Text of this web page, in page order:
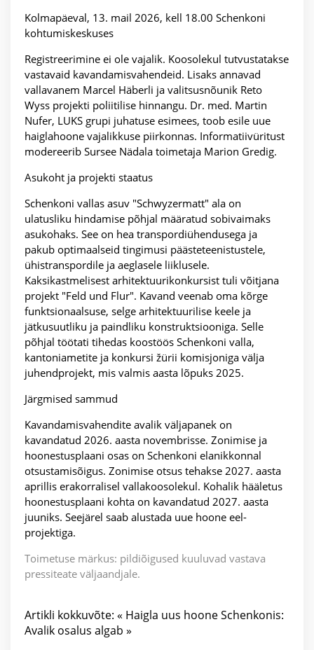
Kolmapäeval, 13. mail 2026, kell 18.00 Schenkoni
kohtumiskeskuses
Registreerimine ei ole vajalik. Koosolekul tutvustatakse
vastavaid kavandamisvahendeid. Lisaks annavad
vallavanem Marcel Häberli ja valitsusnõunik Reto
Wyss projekti poliitilise hinnangu. Dr. med. Martin
Nufer, LUKS grupi juhatuse esimees, toob esile uue
haiglahoone vajalikkuse piirkonnas. Informatiivüritust
modereerib Sursee Nädala toimetaja Marion Gredig.
Asukoht ja projekti staatus
Schenkoni vallas asuv "Schwyzermatt" ala on
ulatusliku hindamise põhjal määratud sobivaimaks
asukohaks. See on hea transpordiühendusega ja
pakub optimaalseid tingimusi päästeteenistustele,
ühistranspordile ja aeglasele liiklusele.
Kaksikastmelisest arhitektuurikonkursist tuli võitjana
projekt "Feld und Flur". Kavand veenab oma kõrge
funktsionaalsuse, selge arhitektuurilise keele ja
jätkusuutliku ja paindliku konstruktsiooniga. Selle
põhjal töötati tihedas koostöös Schenkoni valla,
kantoniametite ja konkursi žürii komisjoniga välja
juhendprojekt, mis valmis aasta lõpuks 2025.
Järgmised sammud
Kavandamisvahendite avalik väljapanek on
kavandatud 2026. aasta novembrisse. Zonimise ja
hoonestusplaani osas on Schenkoni elanikkonnal
otsustamisõigus. Zonimise otsus tehakse 2027. aasta
aprillis erakorralisel vallakoosolekul. Kohalik hääletus
hoonestusplaani kohta on kavandatud 2027. aasta
juuniks. Seejärel saab alustada uue hoone eel-
projektiga.
Toimetuse märkus: pildiõigused kuuluvad vastava
pressiteate väljaandjale.
Artikli kokkuvõte: « Haigla uus hoone Schenkonis:
Avalik osalus algab »